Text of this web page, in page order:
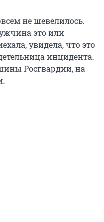
не шевелилось.
это или
увидела, что это
инцидента.
Росгвардии, на